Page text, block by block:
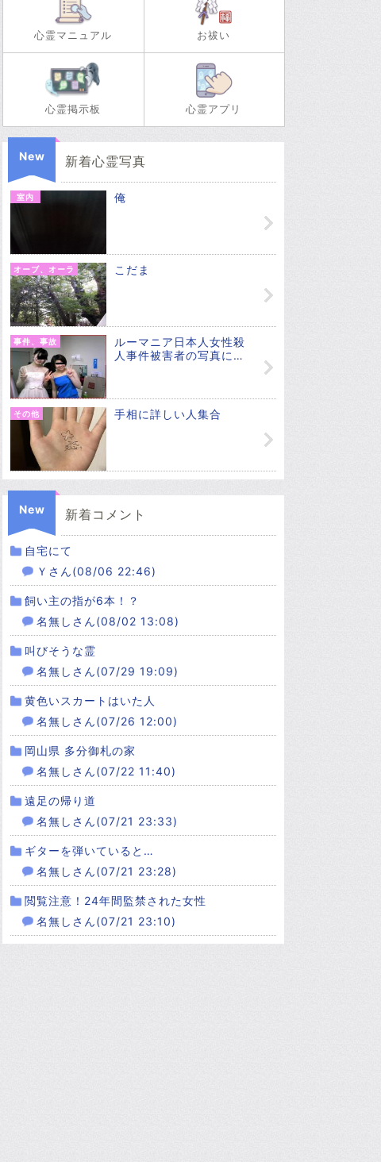
心霊マニュアル お祓い
心霊掲示板 心霊アプリ
New 新着心霊写真
室内 俺
オーブ、オーラ こだま
事件、事故
ルーマニア日本人女性殺
人事件被害者の写真に…
その他 手相に詳しい人集合
New 新着コメント
自宅にて
Ｙさん(08/06 22:46)
飼い主の指が6本！？
名無しさん(08/02 13:08)
叫びそうな霊
名無しさん(07/29 19:09)
黄色いスカートはいた人
名無しさん(07/26 12:00)
岡山県 多分御札の家
名無しさん(07/22 11:40)
遠足の帰り道
名無しさん(07/21 23:33)
ギターを弾いていると…
名無しさん(07/21 23:28)
閲覧注意！24年間監禁された女性
名無しさん(07/21 23:10)